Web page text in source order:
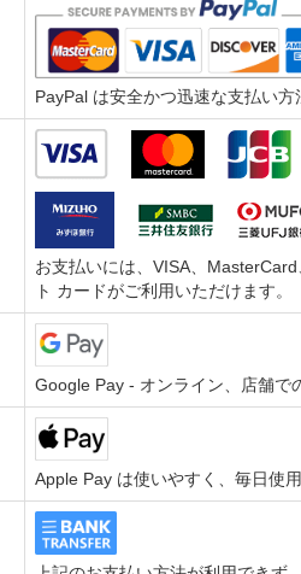
PayPal は安全かつ迅速な支払い
お支払いには、VISA、
ト カードがご利用いただけます。
Google Pay - オンライン、店舗で
Apple Pay は使いやすく、毎日使